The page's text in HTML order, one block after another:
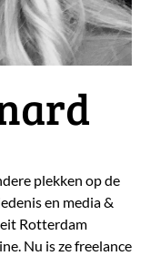
plekken op de
en media &
Rotterdam
Nu is ze freelance